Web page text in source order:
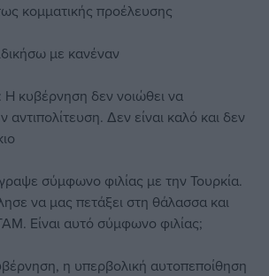
κομματικής προέλευσης
με κανέναν
κυβέρνηση δεν νοιώθει να
αντιπολίτευση. Δεν είναι καλό και δεν
σύμφωνο φιλίας με την Τουρκία.
να μας πετάξει στη θάλασσα και
Είναι αυτό σύμφωνο φιλίας;
η υπερβολική αυτοπεποίθηση